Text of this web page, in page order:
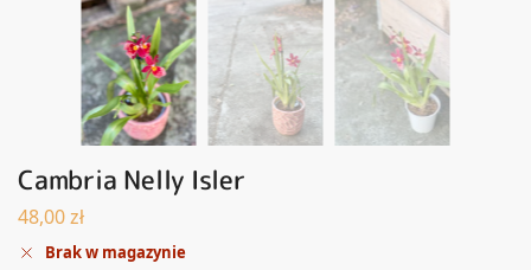
Cambria Nelly Isler
48,00zł
Brak w magazynie